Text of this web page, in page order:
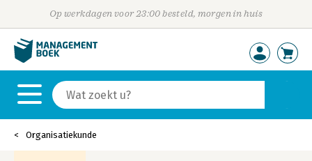
Op werkdagen voor 23:00 besteld, morgen in huis
Organisatiekunde